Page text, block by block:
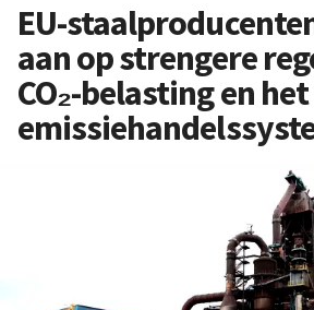
EU-
aan op strengere
CO₂-belasting en het